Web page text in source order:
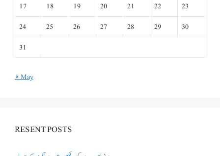
17
18 19 20 21 22
23
24
25 26 27 28 29
30
31
« May
RESENT POSTS